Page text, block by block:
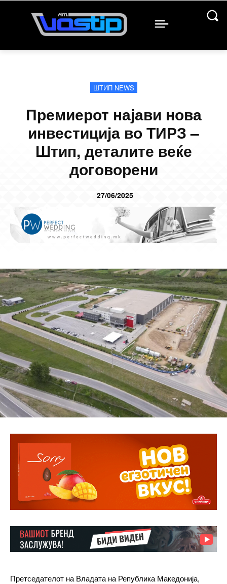
ШТИП NEWS
Премиерот најави нова
инвестиција во ТИРЗ –
Штип, деталите веќе
договорени
27/06/2025
Претседателот на Владата на Република Македонија,